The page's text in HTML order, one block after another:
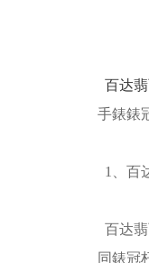
百达
手錶錶
1、百
百达
同錶冠